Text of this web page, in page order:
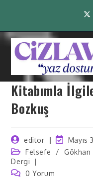
Kitabımla
Bozkuş
editor
Mayıs
Felsefe
/ Gökhan
Dergi
0 Yorum